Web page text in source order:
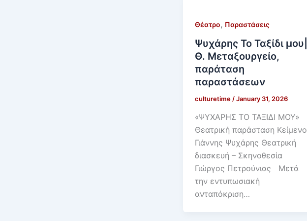
Θέατρο, Παραστάσεις
Ψυχάρης Το Ταξίδι μου|
Θ. Μεταξουργείο,
παράταση
παραστάσεων
culturetime /January 31, 2026
«ΨΥΧΑΡΗΣ ΤΟ ΤΑΞΙΔΙ ΜΟΥ»
Θεατρική παράσταση Κείμενο
Γιάννης Ψυχάρης Θεατρική
διασκευή – Σκηνοθεσία
Γιώργος Πετρούνιας Μετά
την εντυπωσιακή
ανταπόκριση…